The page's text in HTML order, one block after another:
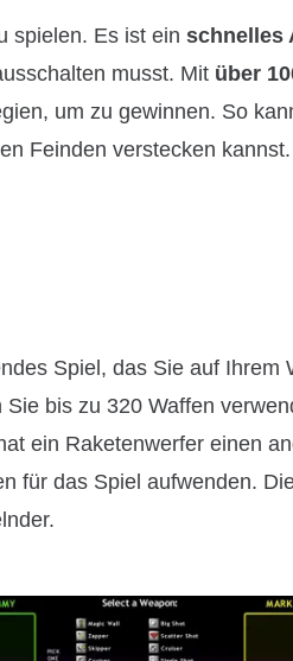
spielen. Es ist ein schnelles
musst. Mit über
um zu gewinnen. So
Feinden verstecken kannst.
Spiel, das Sie auf
bis zu 320 Waffen
ein Raketenwerfer einen
für das Spiel aufwenden.